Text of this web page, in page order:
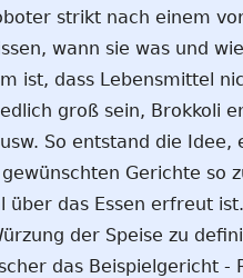
strikt nach einem
wann sie was und
ist, dass Lebensmittel
groß sein, Brokkoli
So entstand die Idee,
Gerichte so
über das Essen erfreut
der Speise zu
das Beispielgericht -